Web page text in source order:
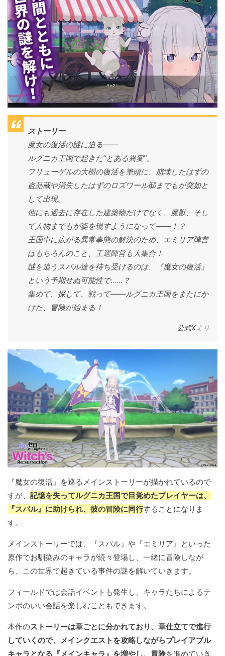
ストーリー
魔女の復活の謎に迫る――
ルグニカ王国で起きた“とある異変”。
フリューゲルの大樹の復活を筆頭に、崩壊したはずの
盗品蔵や消失したはずのロズワール邸までもが突如と
して出現。
他にも過去に存在した建築物だけでなく、魔獣、そし
て人物までもが姿を現すようになって――！？
王国中に広がる異常事態の解決のため、エミリア陣営
はもちろんのこと、王選陣営も大集合！
謎を追うスバル達を待ち受けるのは、『魔女の復活』
という予期せぬ可能性で……？
集めて、探して、戦って――ルグニカ王国をまたにか
けた、冒険が始まる！
公式Xより
『魔女の復活』を巡るメインストーリーが描かれているので
すが、 記憶を失ってルグニカ王国で目覚めたプレイヤーは、
『スバル』に助けられ、彼の冒険に同行することになりま
す。
メインストーリーでは、『スバル』や『エミリア』といった
原作でお馴染みのキャラが続々登場し、一緒に冒険しなが
ら、この世界で起きている事件の謎を解いていきます。
フィールドでは会話イベントも発生し、キャラたちによるテ
ンポのいい会話を楽しむこともできます。
本作のストーリーは章ごとに分かれており、章仕立てで進行
していくので、メインクエストを攻略しながらプレイアブル
キャラとなる『メインキャラ』を増やし、冒険を進めていき